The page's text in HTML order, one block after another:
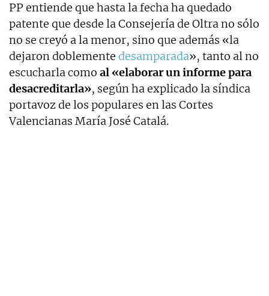
PP entiende que hasta la fecha ha quedado
patente que desde la Consejería de Oltra no sólo
no se creyó a la menor, sino que además «la
dejaron doblemente desamparada», tanto al no
escucharla como al «elaborar un informe para
desacreditarla», según ha explicado la síndica
portavoz de los populares en las Cortes
Valencianas María José Catalá.